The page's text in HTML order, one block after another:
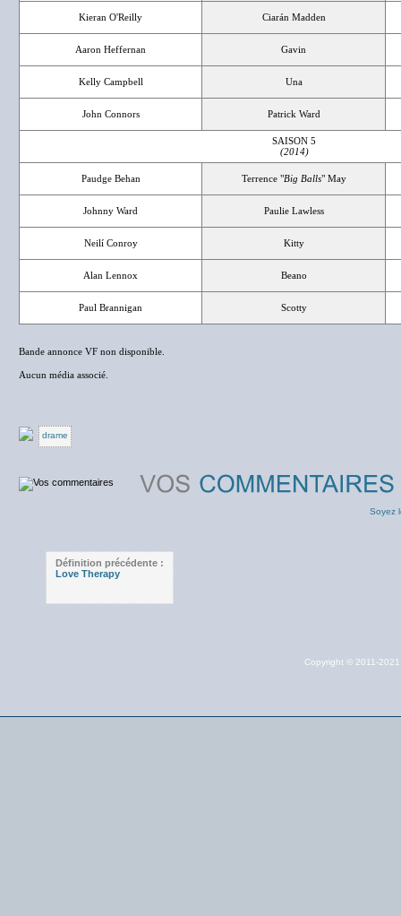
Kieran O'Reilly Ciarán Madden
Aaron Heffernan Gavin
Kelly Campbell Una
John Connors Patrick Ward
SAISON 5
(2014)
Paudge Behan Terrence "Big Balls" May
Johnny Ward Paulie Lawless
Neilí Conroy Kitty
Alan Lennox Beano
Paul Brannigan Scotty
Bande annonce VF non disponible.
Aucun média associé.
drame
Soyez
Définition précédente :
Love Therapy
Copyright © 2011-